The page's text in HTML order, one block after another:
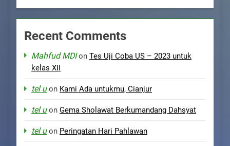
Recent Comments
Mahfud MDIon Tes Uji Coba US – 2023 untuk
kelas XII
tel uon Kami Ada untukmu, Cianjur
tel uon Gema Sholawat Berkumandang Dahsyat
tel uon Peringatan Hari Pahlawan